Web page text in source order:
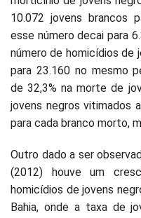
10.072 jovens brancos
esse número decai para
número de homicídios de
para 23.160 no mesmo
de 32,3% na morte de
jovens negros vitimados
para cada branco morto,
Outro dado a ser
(2012) houve um
homicídios de jovens
Bahia, onde a taxa de